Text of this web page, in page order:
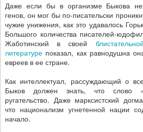
Даже если бы в организме Быкова
генов, он мог бы по-писательски
чужие унижения, как это удавалось
Большого количества писателей-
Жаботинский в своей
литературе показал, как равнодушна
евреев в ее стране.
Как интеллектуал, рассуждающий о
Быков должен знать, что слово
ругательство. Даже марксистский
что национализм угнетенной нации
начало.